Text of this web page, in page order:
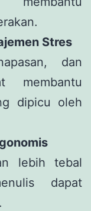
Stres
dan
membantu
dipicu oleh
lebih tebal
dapat